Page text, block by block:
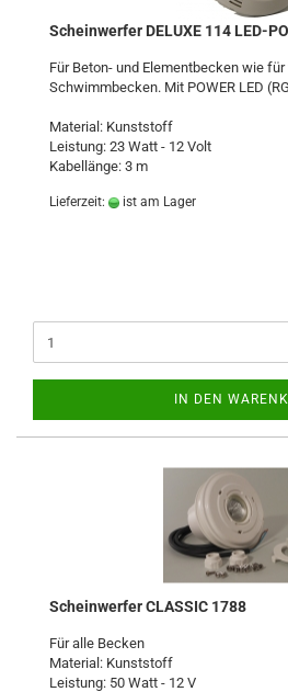
Scheinwerfer DELUXE 114 LED-
Für Beton- und Elementbecken wie
Schwimmbecken. Mit POWER LED
Material: Kunststoff
Leistung: 23 Watt - 12 Volt
Kabellänge: 3 m
Lieferzeit: ist am Lager
IN DEN
Scheinwerfer CLASSIC 1788
Für alle Becken
Material: Kunststoff
Leistung: 50 Watt - 12 V